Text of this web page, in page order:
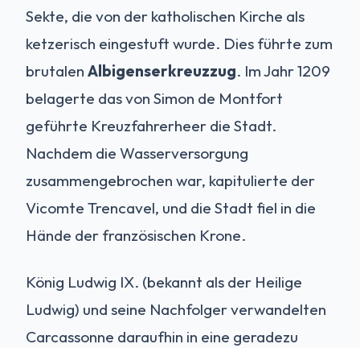
Sekte, die von der katholischen Kirche als
ketzerisch eingestuft wurde. Dies führte zum
brutalen Albigenserkreuzzug. Im Jahr 1209
belagerte das von Simon de Montfort
geführte Kreuzfahrerheer die Stadt.
Nachdem die Wasserversorgung
zusammengebrochen war, kapitulierte der
Vicomte Trencavel, und die Stadt fiel in die
Hände der französischen Krone.
König Ludwig IX. (bekannt als der Heilige
Ludwig) und seine Nachfolger verwandelten
Carcassonne daraufhin in eine geradezu